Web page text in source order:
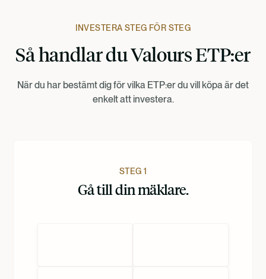
Suomi
Norsk
INVESTERA STEG FÖR STEG
Så handlar du Valours ETP:er
När du har bestämt dig för vilka ETP:er du vill köpa är det
enkelt att investera.
STEG 1
Gå till din mäklare.